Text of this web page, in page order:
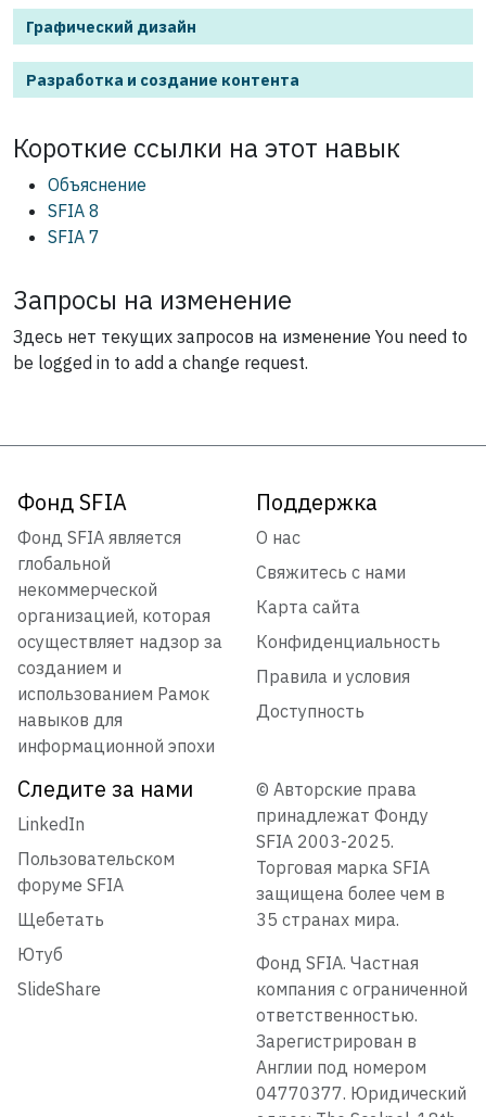
Графический дизайн
Разработка и создание контента
Короткие ссылки на этот навык
Объяснение
SFIA 8
SFIA 7
Запросы на изменение
Здесь нет текущих запросов на изменение You need to
be logged in to add a change request.
Фонд SFIA
Фонд SFIA является
глобальной
некоммерческой
организацией, которая
осуществляет надзор за
созданием и
использованием Рамок
навыков для
информационной эпохи
Поддержка
О нас
Свяжитесь с нами
Карта сайта
Конфиденциальность
Правила и условия
Доступность
Следите за нами
LinkedIn
Пользовательском
форуме SFIA
Щебетать
Ютуб
SlideShare
© Авторские права
принадлежат Фонду
SFIA 2003-2025.
Торговая марка SFIA
защищена более чем в
35 странах мира.
Фонд SFIA. Частная
компания с ограниченной
ответственностью.
Зарегистрирован в
Англии под номером
04770377. Юридический